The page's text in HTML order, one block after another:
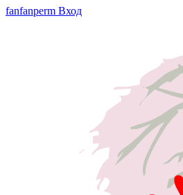
fanfanperm Вход